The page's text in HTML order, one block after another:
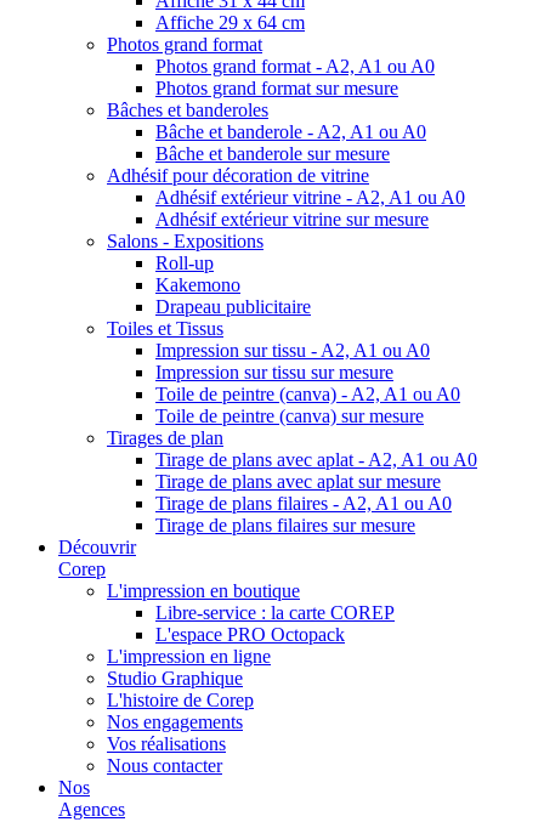
Affiche 29 x 64 cm
Photos grand format
Photos grand format - A2, A1 ou A0
Photos grand format sur mesure
Bâches et banderoles
Bâche et banderole - A2, A1 ou A0
Bâche et banderole sur mesure
Adhésif pour décoration de vitrine
Adhésif extérieur vitrine - A2, A1 ou A0
Adhésif extérieur vitrine sur mesure
Salons - Expositions
Roll-up
Kakemono
Drapeau publicitaire
Toiles et Tissus
Impression sur tissu - A2, A1 ou A0
Impression sur tissu sur mesure
Toile de peintre (canva) - A2, A1 ou A0
Toile de peintre (canva) sur mesure
Tirages de plan
Tirage de plans avec aplat - A2, A1 ou A0
Tirage de plans avec aplat sur mesure
Tirage de plans filaires - A2, A1 ou A0
Tirage de plans filaires sur mesure
Découvrir
Corep
L'impression en boutique
Libre-service : la carte COREP
L'espace PRO Octopack
L'impression en ligne
Studio Graphique
L'histoire de Corep
Nos engagements
Vos réalisations
Nous contacter
Nos
Agences